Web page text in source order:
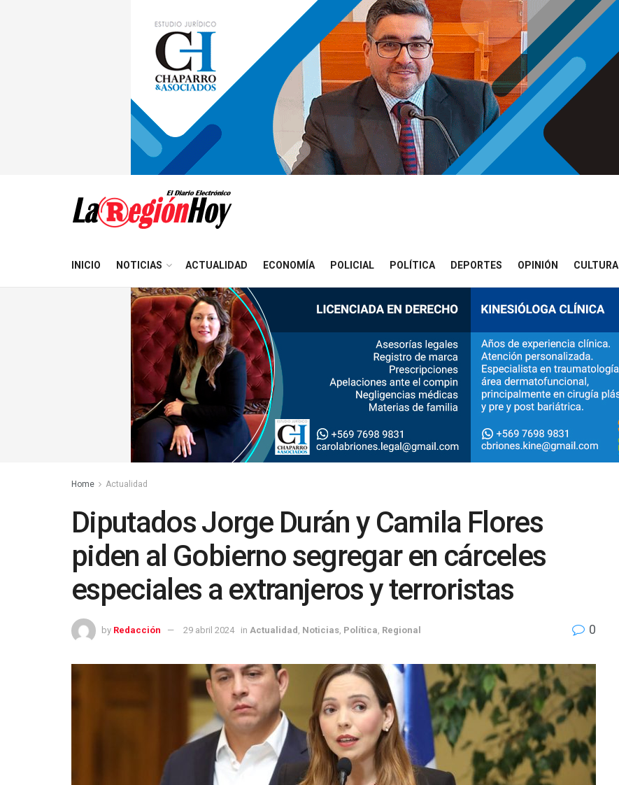
INICIO NOTICIAS ACTUALIDAD ECONOMÍA POLICIAL POLÍTICA DEPORTES OPINIÓN CULTURA
Home Actualidad
Diputados Jorge Durán y Camila Flores
piden al Gobierno segregar en cárceles
especiales a extranjeros y terroristas
by Redacción 29 abril 2024 in Actualidad Noticias Política Regional 0